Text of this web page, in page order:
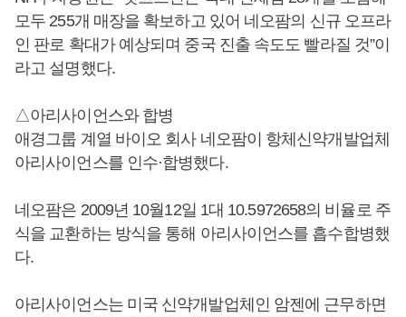
모두 255개 매장을 확보하고 있어 네오팜의 신규 오프라
인 판로 확대가 예상되며 중국 진출 속도도 빨라질 것”이
라고 설명했다.
△아리사이언스와 합병
애경그룹 계열 바이오 회사 네오팜이 항체신약개발업체
아리사이언스를 인수·합병했다.
네오팜은 2009년 10월12일 1대 10.5972658의 비율로 주
식을 교환하는 방식을 통해 아리사이언스를 흡수합병했
다.
아리사이언스는 미국 신약개발업체인 암젠에 근무하면